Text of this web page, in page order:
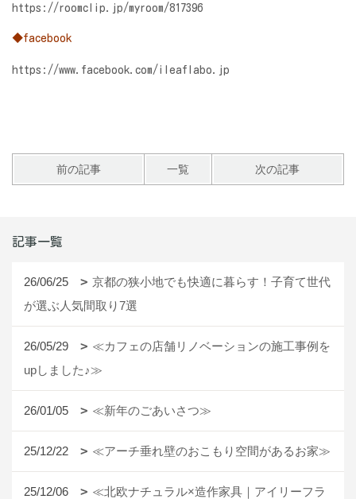
https://roomclip.jp/myroom/817396
◆facebook
https://www.facebook.com/ileaflabo.jp
前の記事 一覧 次の記事
記事一覧
26/06/25
京都の狭小地でも快適に暮らす！子育て世代
が選ぶ人気間取り7選
26/05/29
≪カフェの店舗リノベーションの施工事例を
upしました♪≫
26/01/05 ≪新年のごあいさつ≫
25/12/22 ≪アーチ垂れ壁のおこもり空間があるお家≫
25/12/06
≪北欧ナチュラル×造作家具｜アイリーフラ